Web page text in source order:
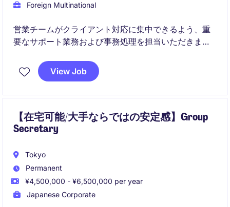
Foreign Multinational
営業チームがクライアント対応に集中できるよう、重
要なサポート業務および事務処理を担当いただきま
View Job
【在宅可能/大手ならではの安定感】Group
Secretary
Tokyo
Permanent
¥4,500,000 - ¥6,500,000 per year
Japanese Corporate